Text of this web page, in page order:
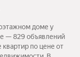
доме у
— 829 объявлений
квартир по цене от